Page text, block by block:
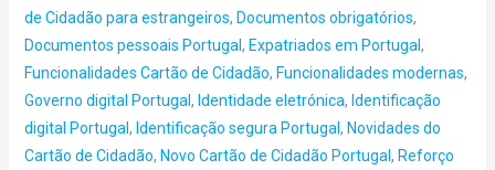
de Cidadão para estrangeiros, Documentos obrigatórios,
Documentos pessoais Portugal , Expatriados em Portugal ,
Funcionalidades Cartão de Cidadão, Funcionalidades modernas,
Governo digital Portugal , Identidade eletrónica, Identificação
digital Portugal , Identificação segura Portugal , Novidades do
Cartão de Cidadão, Novo Cartão de Cidadão Portugal , Reforço